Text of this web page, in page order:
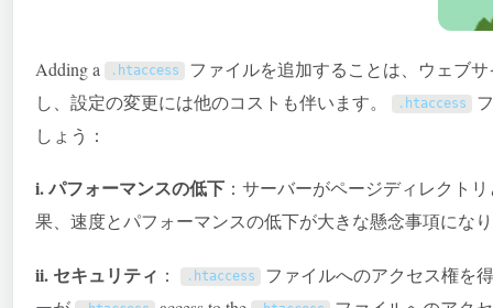
Adding a . htaccess ファイルを追加することは、ウェブ
し、設定の変更には他のコストも伴います。
. htaccess
しょう：
i. パフォーマンスの低下 ：サーバーがページディレクト
果、速度とパフォーマンスの低下が大きな懸念事項にな
ii. セキュリティ ： . htaccess ファイルへのアクセス権を